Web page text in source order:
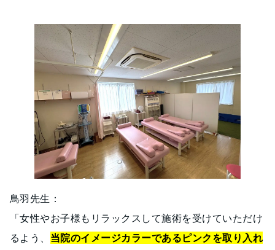
鳥羽先生：
「女性やお子様もリラックスして施術を受けていただけ
るよう、 当院のイメージカラーであるピンクを取り入れ